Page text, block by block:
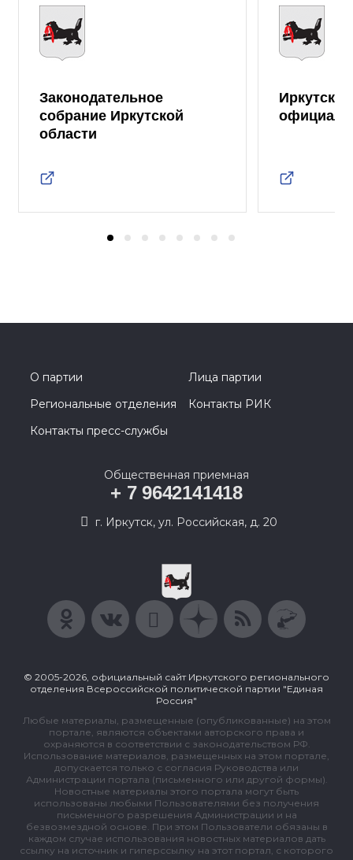
Законодательное
собрание Иркутской
области
О партии
Лица партии
Региональные отделения
Контакты РИК
Контакты пресс-службы
Общественная приемная
+ 7 9642141418
г. Иркутск, ул. Российская, д. 20
© 2005-2026, официальный сайт Иркутского регионального
отделения Всероссийской политической партии "Единая
Россия"
Любые материалы, размещенные (опубликованные) на этом
портале, являются объектами авторского права и
охраняются в соответствии с законодательством РФ.
Использование материалов, размещенных на этом портале,
допускается только с согласия Руководства или
Администрации портала (письменного или другой формы).
Новостные материалы этого портала могут быть
использованы любыми Пользователями без получения
письменного разрешения Администрации и на
безвозмездной основе. При этом Пользователи обязаны в
каждом случае использования новостных материалов дать
ссылку на источник и гиперссылку на этот портал, с которого